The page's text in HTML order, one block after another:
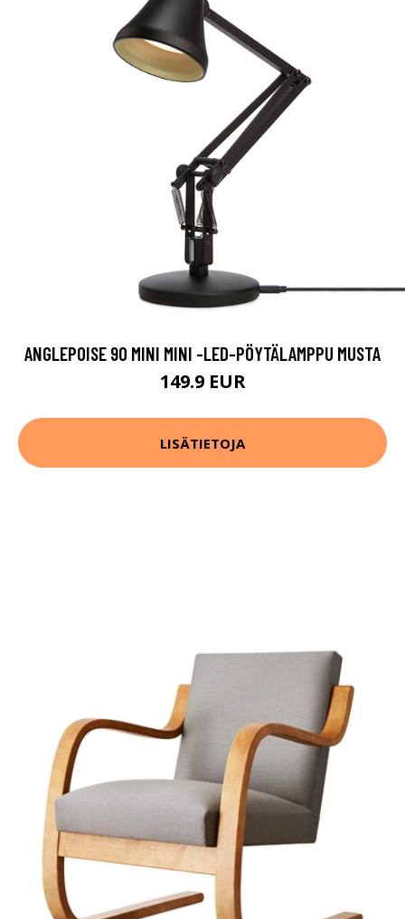
ANGLEPOISE 90 MINI MINI -LED-PÖYTÄLAMPPU MUSTA
149.9 EUR
LISÄTIETOJA